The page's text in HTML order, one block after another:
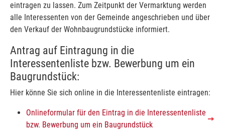
eintragen zu lassen. Zum Zeitpunkt der Vermarktung werden
alle Interessenten von der Gemeinde angeschrieben und über
den Verkauf der Wohnbaugrundstücke informiert.
Antrag auf Eintragung in die
Interessentenliste bzw. Bewerbung um ein
Baugrundstück:
Hier könne Sie sich online in die Interessentenliste eintragen:
Onlineformular für den Eintrag in die Interessentenliste
bzw. Bewerbung um ein Baugrundstück